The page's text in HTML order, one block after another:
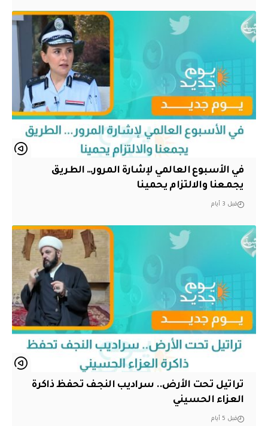
في الأسبوع العالمي لإشارة المرور… الطريق
يجمعنا والالتزام يحمينا
قبل 3 أيام
تراتيل تحت الأرض.. سراديب النجف تحفظ ذاكرة
العزاء الحسيني
قبل 5 أيام